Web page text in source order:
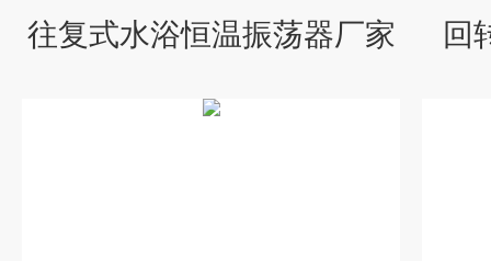
往复式水浴恒温振荡器厂家 回